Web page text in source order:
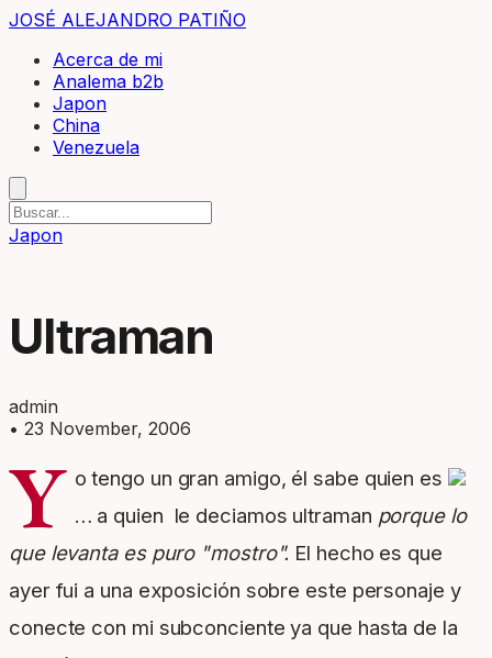
JOSÉ ALEJANDRO PATIÑO
Acerca de mi
Analema b2b
Japon
China
Venezuela
Japon
Ultraman
admin
• 23 November, 2006
Y o tengo un gran amigo, él sabe quien es
… a quien le deciamos ultraman porque lo
que levanta es puro "mostro". El hecho es que
ayer fui a una exposición sobre este personaje y
conecte con mi subconciente ya que hasta de la